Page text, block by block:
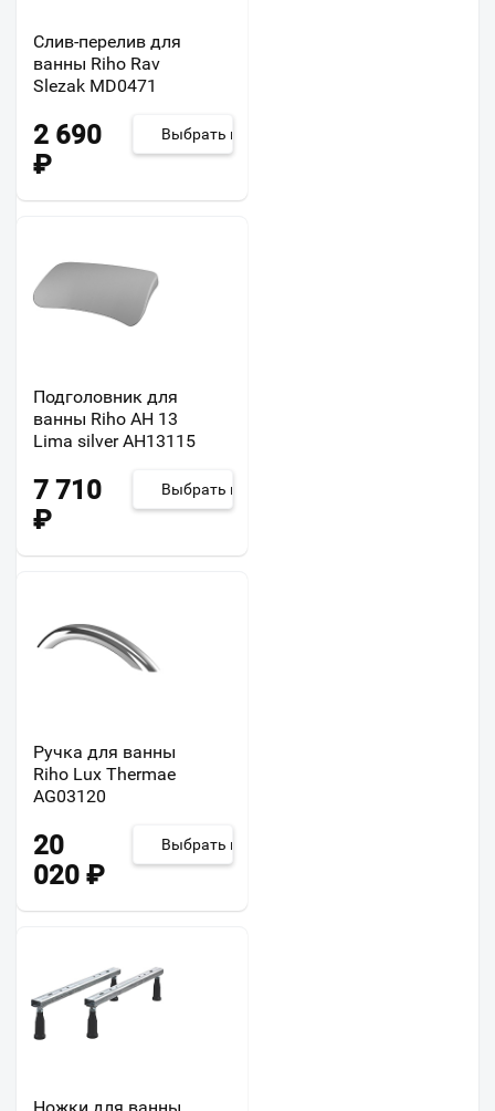
Слив-перелив для
ванны Riho Rav
Slezak MD0471
2 690
₽
Выбрать из 3
Подголовник для
ванны Riho AH 13
Lima silver AH13115
7 710
₽
Выбрать из 2
Ручка для ванны
Riho Lux Thermae
AG03120
20
020 ₽
Выбрать из 2